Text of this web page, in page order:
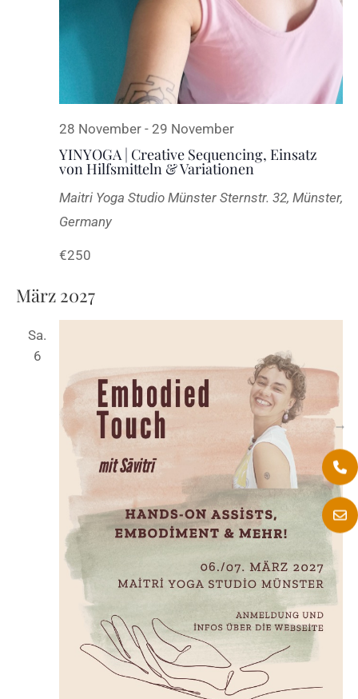
YINYOGA | Creative Sequencing, Einsatz
von Hilfsmitteln & Variationen
28 November- 29 November
Maitri Yoga Studio Münster Sternstr. 32, Münster,
Germany
€250
März 2027
Sa.
6
→